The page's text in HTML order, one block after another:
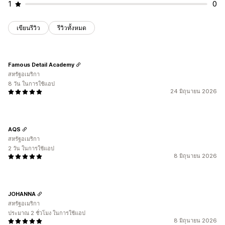
1 0
เขียนรีวิว รีวิวทั้งหมด
24 มิถุนายน 2026
Famous Detail Academy
สหรัฐอเมริกา
8 วัน ในการใช้แอป
8 มิถุนายน 2026
AQS
สหรัฐอเมริกา
2 วัน ในการใช้แอป
8 มิถุนายน 2026
JOHANNA
สหรัฐอเมริกา
ประมาณ 2 ชั่วโมง ในการใช้แอป